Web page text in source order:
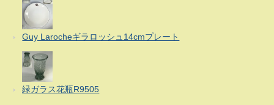
Guy Larocheギラロッシュ14cmプレート
緑ガラス花瓶R9505